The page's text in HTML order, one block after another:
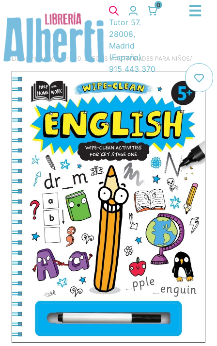
0
Tutor 57.
28008,
Madrid
(España)
915 443 370
Libros Infantil y juvenil 10. JUEGOS Y ACTIVIDADES PARA NIÑOS/